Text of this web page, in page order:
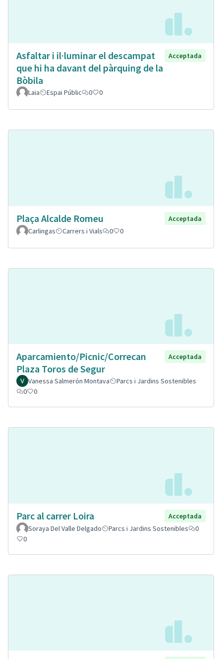
Asfaltar i il·luminar el descampat
que hi ha davant del pàrquing de la
Bòbila
Acceptada
Laia Espai Públic 0 0
Plaça Alcalde Romeu
Acceptada
Carlingas
Carrers i Vials 0 0
Aparcamiento/Picnic/Correcan
Plaza Toros de Segur
Acceptada
Vanessa Salmerón Montava
Parcs i Jardins Sostenibles
0
0
Parc al carrer Loira
Acceptada
Soraya Del Valle Delgado
Parcs i Jardins Sostenibles
0
0